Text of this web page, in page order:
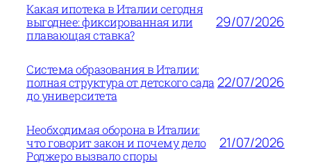
Какая ипотека в Италии сегодня
выгоднее: фиксированная или
плавающая ставка?
29/07/2026
Система образования в Италии:
полная структура от детского сада
до университета
22/07/2026
Необходимая оборона в Италии:
что говорит закон и почему дело
Роджеро вызвало споры
21/07/2026